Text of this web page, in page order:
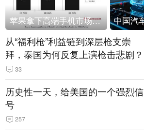
苹果拿下高端手机市场65%的份额：iPhone 17系列功不可没
从“福利枪”利益链到深层枪支崇
拜，泰国为何反复上演枪击悲剧？
33
历史性一天，给美国的一个强烈信
号
257